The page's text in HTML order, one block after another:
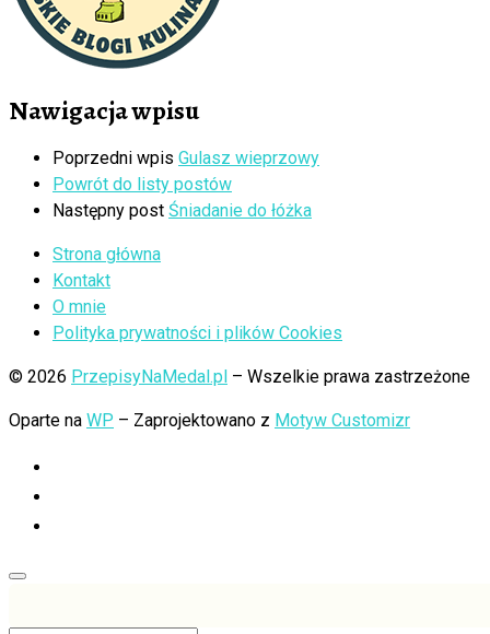
Nawigacja wpisu
Poprzedni wpis Gulasz wieprzowy
Powrót do listy postów
Następny post Śniadanie do łóżka
Strona główna
Kontakt
O mnie
Polityka prywatności i plików Cookies
© 2026 PrzepisyNaMedal.pl – Wszelkie prawa zastrzeżone
Oparte na WP – Zaprojektowano z Motyw Customizr